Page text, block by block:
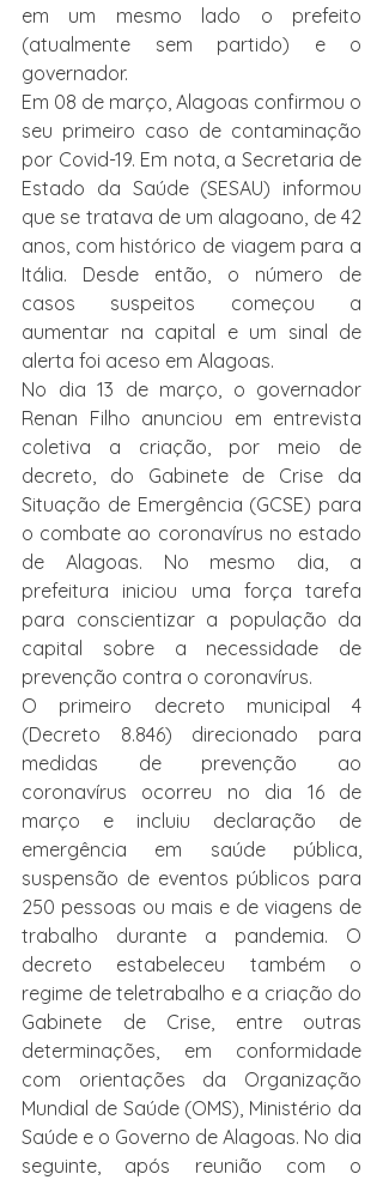
em um mesmo lado o prefeito
(atualmente sem partido) e o
governador.
Em 08 de março, Alagoas confirmou o
seu primeiro caso de contaminação
por Covid-19. Em nota, a Secretaria de
Estado da Saúde (SESAU) informou
que se tratava de um alagoano, de 42
anos, com histórico de viagem para a
Itália. Desde então, o número de
casos suspeitos começou a
aumentar na capital e um sinal de
alerta foi aceso em Alagoas.
No dia 13 de março, o governador
Renan Filho anunciou em entrevista
coletiva a criação, por meio de
decreto, do Gabinete de Crise da
Situação de Emergência (GCSE) para
o combate ao coronavírus no estado
de Alagoas. No mesmo dia, a
prefeitura iniciou uma força tarefa
para conscientizar a população da
capital sobre a necessidade de
prevenção contra o coronavírus.
O primeiro decreto municipal 4
(Decreto 8.846) direcionado para
medidas de prevenção ao
coronavírus ocorreu no dia 16 de
março e incluiu declaração de
emergência em saúde pública,
suspensão de eventos públicos para
250 pessoas ou mais e de viagens de
trabalho durante a pandemia. O
decreto estabeleceu também o
regime de teletrabalho e a criação do
Gabinete de Crise, entre outras
determinações, em conformidade
com orientações da Organização
Mundial de Saúde (OMS), Ministério da
Saúde e o Governo de Alagoas. No dia
seguinte, após reunião com o